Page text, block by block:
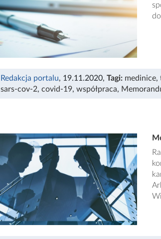
Redakcja portalu, 19.11.2020, Tagi: medinice,
sars-cov-2, covid-19, współpraca,